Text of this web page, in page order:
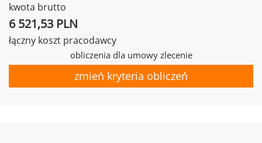
kwota brutto
6 521,53 PLN
łączny koszt pracodawcy
obliczenia dla umowy zlecenie
zmień kryteria obliczeń